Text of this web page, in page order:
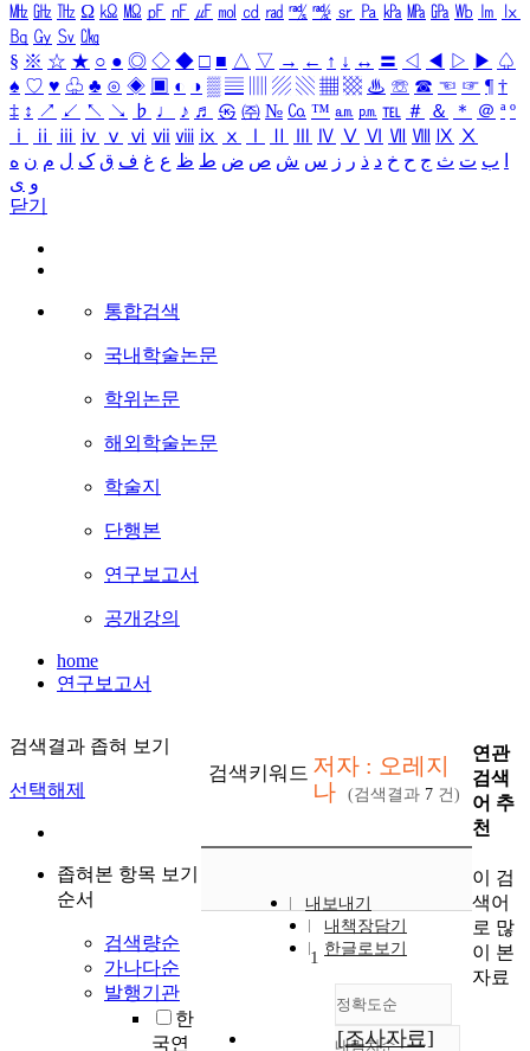
㎒ ㎓ ㎔ Ω ㏀ ㏁ ㎊ ㎋ ㎌ ㏖ ㏅ ㎭ ㎮ ㎯ ㏛ ㎩ ㎪ ㎫ ㎬ ㏝ ㏐
㏓
㏃ ㏉ ㏜ ㏆
§ ※ ☆ ★ ○ ● ◎ ◇ ◆ □ ■ △ ▽ → ← ↑ ↓ ↔ 〓 ◁ ◀ ▷ ▶ ♤
♠ ♡ ♥ ♧ ♣ ⊙ ◈ ▣ ◐ ◑ ▒ ▤ ▨ ▧ ▦ ▩ ♨ ☏ ☎ ☜ ☞ ¶ †
‡ ↕ ↗ ↙ ↖ ↘ ♭ ♩ ♪ ♬ ㉿ ㈜ № ㏇ ™ ㏂ ㏘ ℡ ＃ ＆ ＊ ＠ ª º
ⅰ
ⅱ ⅲ ⅳ ⅴ ⅵ ⅶ ⅷ ⅸ ⅹ Ⅳ Ⅴ Ⅵ Ⅶ Ⅷ Ⅸ Ⅹ
ب ت ث ج ح خ د ذ ر ز س ش ص ض ط ظ ع غ ف ق ک ل م ن ه
و ی
닫기
통합검색
국내학술논문
학위논문
해외학술논문
학술지
단행본
연구보고서
공개강의
home
연구보고서
검색결과 좁혀 보기
선택해제
좁혀본 항목 보기
순서
검색량순
가나다순
발행기관
한
국연
검색키워드 저자 : 오레지
나
(검색결과 7 건)
내보내기
내책장담기
한글로보기
정확도순
내림차순
1
[조사자료]
연관
검색
어 추
천
이 검
색어
로 많
이 본
자료